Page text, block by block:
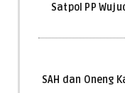
Satpol PP
SAH dan Oneng